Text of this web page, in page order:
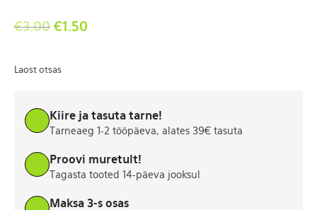
€3.00 €1.50
Laost otsas
Kiire ja tasuta tarne!
Tarneaeg 1-2 tööpäeva, alates 39€ tasuta
Proovi muretult!
Tagasta tooted 14-päeva jooksul
Maksa 3-s osas